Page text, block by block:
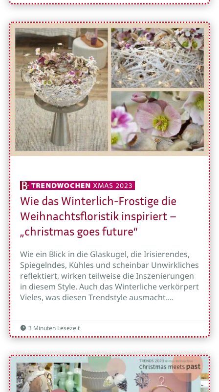
Wie das Winterlich-Frostige die
Weihnachtsfloristik inspiriert –
„christmas goes future“
Wie ein Blick in die Glaskugel, die Irisierendes,
Spiegelndes, Kühles und scheinbar Unwirkliches
reflektiert, wirken teilweise die Inszenierungen
in diesem Style. Auch das Winterliche verkörpert
Vieles, was diesen Trendstyle ausmacht....
 3 Minuten Lesezeit